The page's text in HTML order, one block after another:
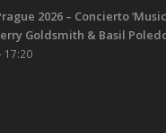
2026 – Concierto
Goldsmith & Basil
17:20